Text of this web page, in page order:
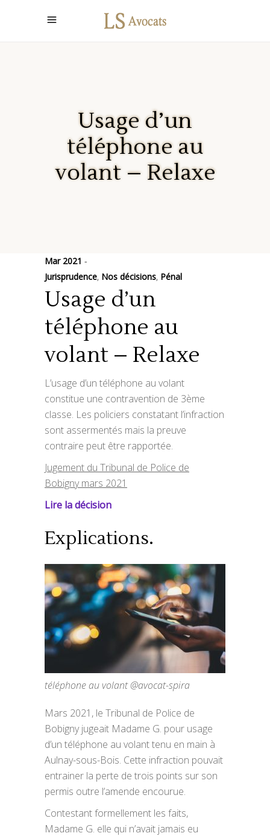
Usage d’un
téléphone au
volant – Relaxe
Mar 2021
Jurisprudence, Nos décisions, Pénal
Usage d’un
téléphone au
volant – Relaxe
L’usage d’un téléphone au volant
constitue une contravention de 3ème
classe. Les policiers constatant l’infraction
sont assermentés mais la preuve
contraire peut être rapportée.
Jugement du Tribunal de Police de
Bobigny mars 2021
Lire la décision
Explications.
téléphone au volant @avocat-spira
Mars 2021, le Tribunal de Police de
Bobigny jugeait Madame G. pour usage
d’un téléphone au volant tenu en main à
Aulnay-sous-Bois. Cette infraction pouvait
entrainer la perte de trois points sur son
permis outre l’amende encourue.
Contestant formellement les faits,
Madame G. elle qui n’avait jamais eu